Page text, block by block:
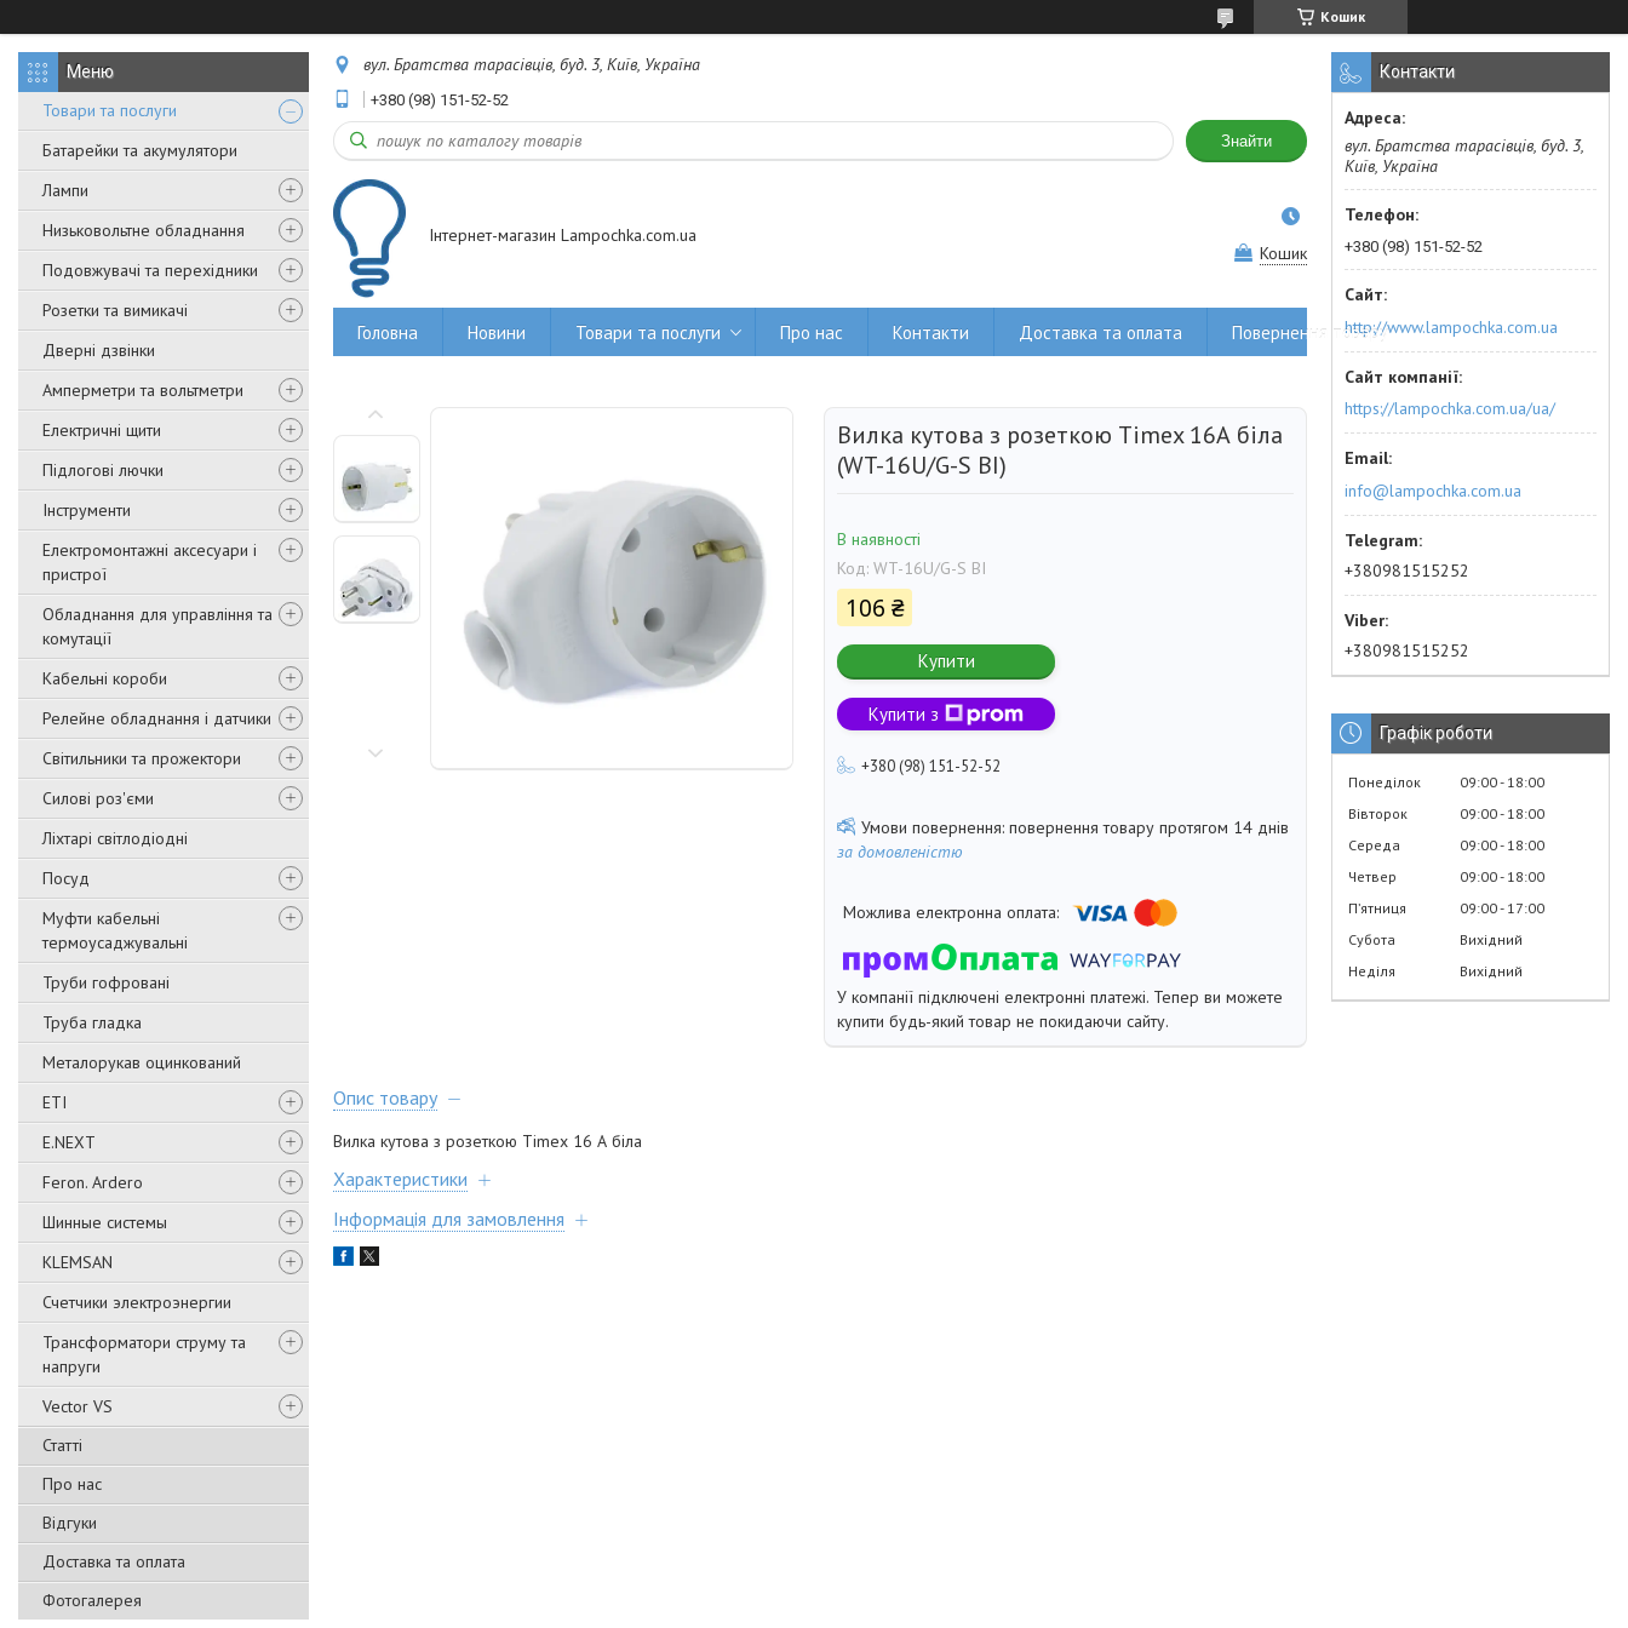
Кошик
Товари та послуги
Батарейки та акумулятори
Лампи
Низьковольтне обладнання
Подовжувачі та перехідники
Розетки та вимикачі
Дверні дзвінки
Амперметри та вольтметри
Електричні щити
Підлогові лючки
Інструменти
Електромонтажні аксесуари і
пристрої
Обладнання для управління та
комутації
Кабельні короби
Релейне обладнання і датчики
Світильники та прожектори
Силові роз'єми
Ліхтарі світлодіодні
Посуд
Муфти кабельні
термоусаджувальні
Труби гофровані
Труба гладка
Металорукав оцинкований
ETI
E.NEXT
Feron. Ardero
Шинные системы
KLEMSAN
Счетчики электроэнергии
Трансформатори струму та
напруги
Vector VS
Статті
Про нас
Відгуки
Доставка та оплата
Фотогалерея
вул. Братства тарасівців, буд. 3, Київ, Україна
+380 (98) 151-52-52
Знайти
Інтернет-магазин Lampochka.com.ua
Кошик
Головна Новини Товари та послуги Про нас Контакти Доставка та оплата Повернення товару
Вилка кутова з розеткою Timex 16А біла
(WT-16U/G-S BI)
В наявності
Код: WT-16U/G-S BI
106 ₴
Купити
Купити з
+380 (98) 151-52-52
повернення товару протягом 14 днів
за домовленістю
У компанії підключені електронні платежі. Тепер ви можете
купити будь-який товар не покидаючи сайту.
Опис товару
Вилка кутова з розеткою Timex 16 А біла
Характеристики
Інформація для замовлення
Контакти
вул. Братства тарасівців, буд. 3,
Київ, Україна
+380 (98) 151-52-52
http://www.lampochka.com.ua
https://lampochka.com.ua/ua/
info@lampochka.com.ua
+380981515252
+380981515252
Графік роботи
Понеділок 09:00 18:00
Вівторок
09:00 18:00
Середа
09:00 18:00
Четвер
09:00 18:00
Пʼятниця
09:00 17:00
Субота
Вихідний
Неділя
Вихідний